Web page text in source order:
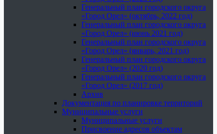
Генеральный план городского округа
«Город Орел» (октябрь, 2022 год)
Генеральный план городского округа
«Город Орел» (июнь 2021 год)
Генеральный план городского округа
«Город Орел» (январь, 2021 год)
Генеральный план городского округа
«Город Орел» (2020 год)
Генеральный план городского округа
«Город Орел» (2017 год)
Архив
Документация по планировке территорий
Муниципальные услуги
Муниципальные услуги
Присвоение адресов объектам